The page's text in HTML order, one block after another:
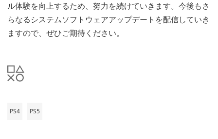
ル体験を向上するため、努力を続けていきます。今後もさ
らなるシステムソフトウェアアップデートを配信していき
ますので、ぜひご期待ください。
PS4 PS5